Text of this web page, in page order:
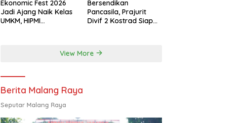
Ekonomic Fest 2026
Jadi Ajang Naik Kelas
UMKM, HIPMI
Bersendikan
Pancasila, Prajurit
Divif 2 Kostrad Siap
View More
Berita Malang Raya
Seputar Malang Raya